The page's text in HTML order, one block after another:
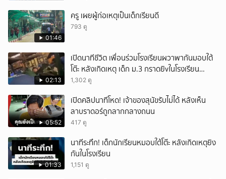
01:46
ครู เผยผู้ก่อเหตุเป็นเด็กเรียนดี
793 ดู
02:13
เปิดนาทีชีวิต เพื่อนร่วมโรงเรียนผวาพากันมอบใต้
โต๊ะ หลังเกิดเหตุ เด็ก ม.3 กราดยิvในโรงเรียน
เทพศิรินทร์นนท์ แบบไม่เลือกหน้า เสียงปืนดังสนั่น
1,302 ดู
05:52
เปิดคลิปนาทีโหด! เจ้าของสุนัขรับไม่ได้ หลังเห็น
ลาบราดอร์ถูกลากกลางถนน
417 ดู
01:33
นาทีระทึก! เด็กนักเรียนหมอบใต้โต๊ะ หลังเกิดเหตุยิง
กันในโรงเรียน
1,151 ดู